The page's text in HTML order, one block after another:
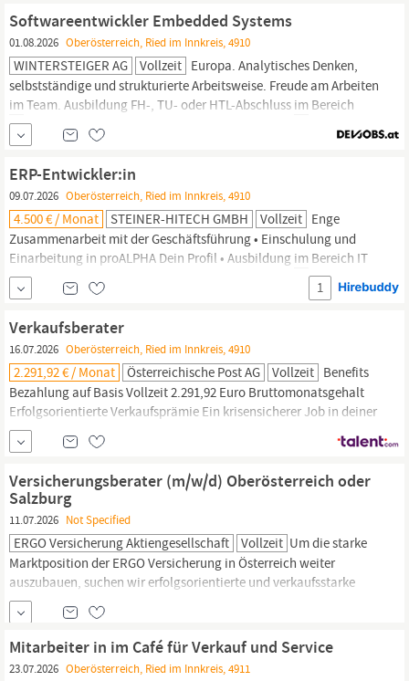
Riedund 5142...
Softwareentwickler Embedded Systems
01.08.2026 Oberösterreich, Ried im Innkreis, 4910
WINTERSTEIGER AG Vollzeit Europa. Analytisches Denken,
selbstständige und strukturierte Arbeitsweise. Freude am Arbeiten
imTeam. Ausbildung FH-, TU- oder HTL-Abschluss im Bereich
Technische Informatik | Embedded Systems Design. Benefits
Home Office No Dresscode Fahrradabstellplatz Handy zur
GesundheitsförderungBetriebsarzt Gaming...
ERP-Entwickler:in
09.07.2026 Oberösterreich, Ried im Innkreis, 4910
4.500 € / Monat STEINER-HITECH GMBH Vollzeit Enge
Zusammenarbeit mit der Geschäftsführung • Einschulung und
Einarbeitung in proALPHA Dein Profil • Ausbildung im Bereich IT
oder Betriebswirtschaft • Erfahrung
Bereich ERP-Systeme von
Vorteil - idealerweise in einem Produktionsunternehmen • Gute
objektorientierte Sprachen o.ä.) •
1
Verkaufsberater
16.07.2026 Oberösterreich, Ried im Innkreis, 4910
2.291,92 € / Monat Österreichische Post AG Vollzeit Benefits
Bezahlung auf Basis Vollzeit 2.291,92 Euro Bruttomonatsgehalt
Erfolgsorientierte Verkaufsprämie Ein krisensicherer Job in deiner
Nähe Steuerfreie Essensbons 400.- Euro p.a., Gratis-Bankkonto,
Förderung für Kinder, Vergünstigungen bei Urlauben,
Einkaufsvorteile Aufgaben Mit
deinem Kommunikationstalent
Versicherungsberater (m/w/d) Oberösterreich oder
Salzburg
11.07.2026 Not Specified
ERGO Versicherung Aktiengesellschaft Vollzeit Um die starke
Marktposition der ERGO Versicherung in Österreich weiter
auszubauen, suchen wir erfolgsorientierte und verkaufsstarke
Versicherungsberater für unseren Außendienst: Sowohl
Branchenprofis als auch Branchenneulinge sind bei uns herzlich
willkommen! Standorte: Linz, Linz-Land (Bezirk), Vöcklabruck,
Riedim Innkreis,
Mitarbeiter in im Café für Verkauf und Service
23.07.2026 Oberösterreich, Ried im Innkreis, 4911